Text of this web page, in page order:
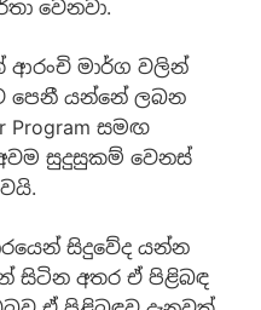
වෙනවා.
මාර්ග වලින්
පෙනී යන්නේ ලබන
Program සමඟ
සුදුසුකම් වෙනස්
සිදුවේද යන්න
සිටින අතර ඒ පිළිබඳ